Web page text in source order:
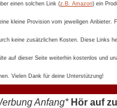
einen solchen Link (z.B. Amazon) ein
kleine Provision vom jeweiligen Anbieter.
keine zusätzlichen Kosten. Diese Links
auf dieser Seite weiterhin kostenlos und
Vielen Dank für deine Unterstützung!
Anfang* Hör auf